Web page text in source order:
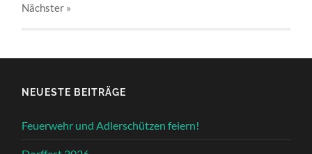
Nächster »
NEUESTE BEITRÄGE
Feuerwehr und Adlerschützen feiern!